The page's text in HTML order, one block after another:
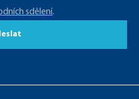
sdělení.